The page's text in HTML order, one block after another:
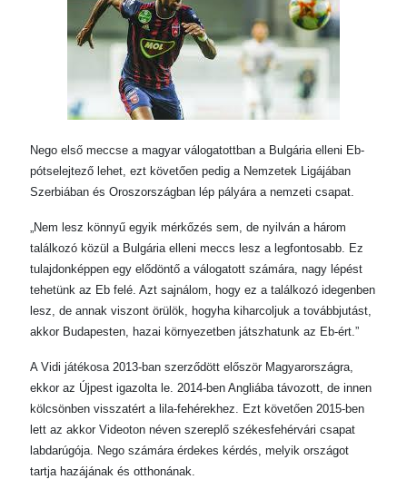
Nego első meccse a magyar válogatottban a Bulgária elleni Eb-
pótselejtező lehet, ezt követően pedig a Nemzetek Ligájában
Szerbiában és Oroszországban lép pályára a nemzeti csapat.
„Nem lesz könnyű egyik mérkőzés sem, de nyilván a három
találkozó közül a Bulgária elleni meccs lesz a legfontosabb. Ez
tulajdonképpen egy elődöntő a válogatott számára, nagy lépést
tehetünk az Eb felé. Azt sajnálom, hogy ez a találkozó idegenben
lesz, de annak viszont örülök, hogyha kiharcoljuk a továbbjutást,
akkor Budapesten, hazai környezetben játszhatunk az Eb-ért.”
A Vidi játékosa 2013-ban szerződött először Magyarországra,
ekkor az Újpest igazolta le. 2014-ben Angliába távozott, de innen
kölcsönben visszatért a lila-fehérekhez. Ezt követően 2015-ben
lett az akkor Videoton néven szereplő székesfehérvári csapat
labdarúgója. Nego számára érdekes kérdés, melyik országot
tartja hazájának és otthonának.